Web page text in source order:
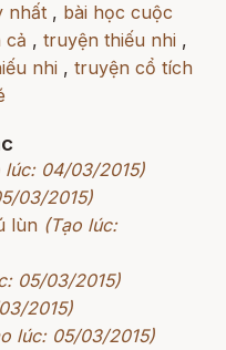
nhất , bài học cuộc
cả , truyện thiếu nhi ,
nhi , truyện cổ tích
lúc: 04/03/2015)
03/2015)
lùn (Tạo lúc:
05/03/2015)
2015)
lúc: 05/03/2015)